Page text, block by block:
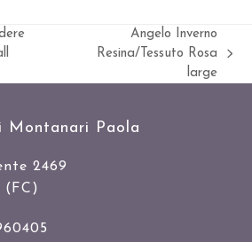
articolo:
Angelo Inverno
Resina/Tessuto Rosa
large
Montanari Paola
2469
(FC)